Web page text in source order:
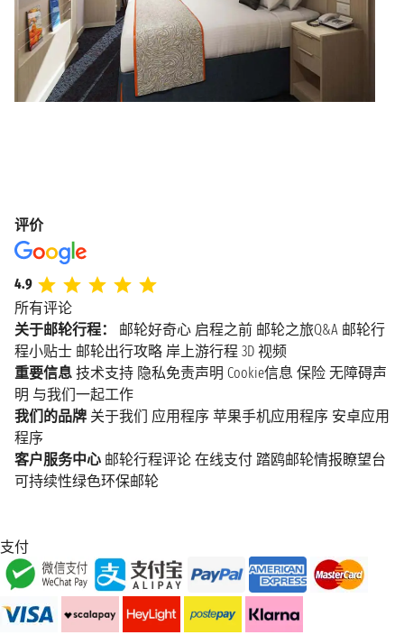
评价
4.9
所有评论
关于邮轮行程：
邮轮好奇心 启程之前 邮轮之旅Q&A 邮轮行
程小贴士 邮轮出行攻略 岸上游行程 3D 视频
重要信息 技术支持 隐私免责声明 Cookie信息 保险 无障碍声
明 与我们一起工作
我们的品牌 关于我们 应用程序 苹果手机应用程序 安卓应用
程序
客户服务中心 邮轮行程评论 在线支付 踏鸥邮轮情报瞭望台
可持续性绿色环保邮轮
支付